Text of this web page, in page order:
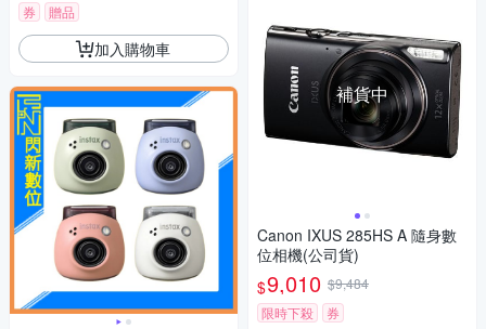
券 贈品
加入購物車
補貨中
Canon IXUS 285HS A 隨身數
位相機(公司貨)
$9,010 $9,484
限時下殺
券